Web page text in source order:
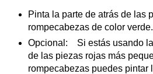
Pinta la parte de atrás de las
rompecabezas de color verde.
Opcional: Si estás usando
de las piezas rojas más
rompecabezas puedes pintar